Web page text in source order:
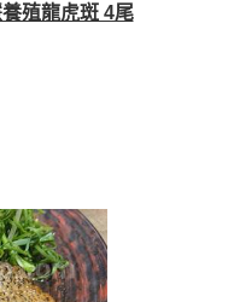
殖龍虎斑 4尾